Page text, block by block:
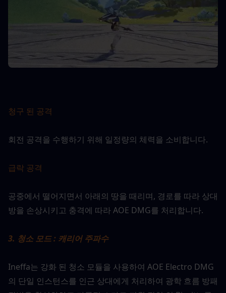
청구 된 공격
회전 공격을 수행하기 위해 일정량의 체력을 소비합니다.
급락 공격
공중에서 떨어지면서 아래의 땅을 때리며, 경로를 따라 상대
방을 손상시키고 충격에 따라 AOE DMG를 처리합니다.
3. 청소 모드 : 캐리어 주파수
Ineffa는 강화 된 청소 모듈을 사용하여 AOE Electro DMG
의 단일 인스턴스를 인근 상대에게 처리하여 광학 흐름 방패